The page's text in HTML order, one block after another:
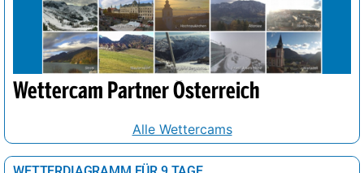
Wettercam Partner Österreich
Alle Wettercams